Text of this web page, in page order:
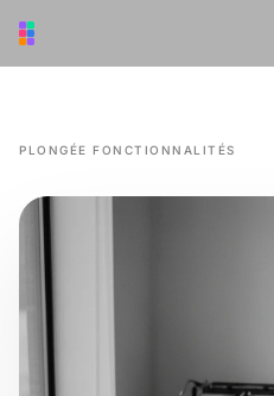
PLONGÉE FONCTIONNALITÉS